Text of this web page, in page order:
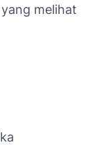
melihat